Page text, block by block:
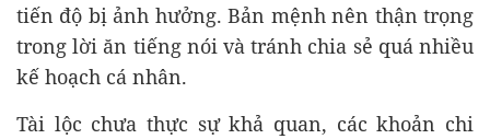
tiến độ bị ảnh hưởng. Bản mệnh nên thận trọng
trong lời ăn tiếng nói và tránh chia sẻ quá nhiều
kế hoạch cá nhân.
Tài lộc chưa thực sự khả quan, các khoản chi